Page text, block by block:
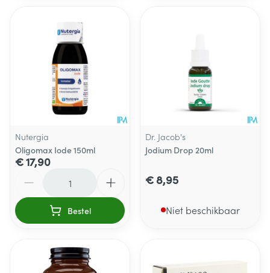
Nutergia
Oligomax Iode 150ml
€ 17,90
Bestel
Dr. Jacob's
Jodium Drop 20ml
€ 8,95
Niet beschikbaar